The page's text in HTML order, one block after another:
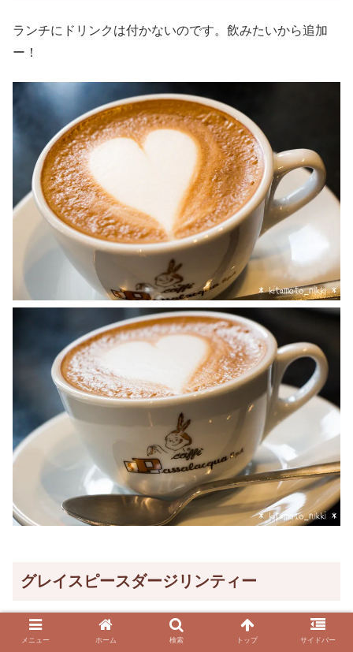
ランチにドリンクは付かないのです。飲みたいから追加
ー！
グレイスピースダージリンティー
このダージリン、めっちゃマスカテルの香りが強くてビッ
メニュー ホーム 検索 トップ サイドバー